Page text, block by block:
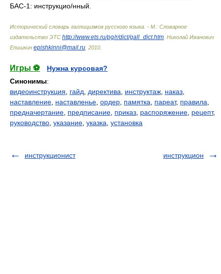
БАС-1: инструкцио/нный.
Исторический словарь галлицизмов русского языка. - М.: Словарное
издательство ЭТС http://www.ets.ru/pg/r/dict/gall_dict.htm Николай Иванович
Епишкин epishkinni@mail.ru 2010
Игры ⚽
Нужна курсовая?
Синонимы:
видеоинструкция
гайд директива инструктаж наказ
наставление наставленье ордер памятка пареат, правила
предначертание предписание приказ распоряжение рецепт,
руководство указание указка установка
инструкционист инструкцион